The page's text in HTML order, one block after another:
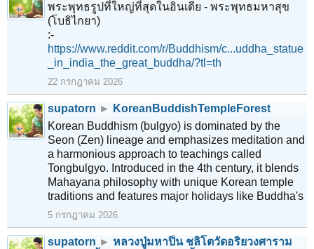
พระพุทธรูปที่ใหญ่ที่สุดในอินเดีย - พระพุทธมหาสุข
(โบธิไกยา)
:-
https://www.reddit.com/r/Buddhism/c...uddha_statue
_in_india_the_great_buddha/?tl=th
22 กรกฎาคม 2026
supatorn ► KoreanBuddishTempleForest
Korean Buddhism (bulgyo) is dominated by the
Seon (Zen) lineage and emphasizes meditation and
a harmonious approach to teachings called
Tongbulgyo. Introduced in the 4th century, it blends
Mahayana philosophy with unique Korean temple
traditions and features major holidays like Buddha's
5 กรกฎาคม 2026
supatorn ► หลวงปู่มหาปิ่น ชลิโตวัดอริยวงศาราม